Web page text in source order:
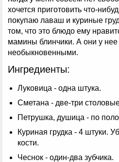
хочется приготовить что-
покупаю лаваш и куриные
том, что это блюдо ему
мамины блинчики. А они у нее
необыкновенными.
Ингредиенты:
Луковица - одна штука.
Сметана - две-три
Петрушка, душица - по
Куриная грудка - 4 штуки.
кости.
Чеснок - один-два зубчика.